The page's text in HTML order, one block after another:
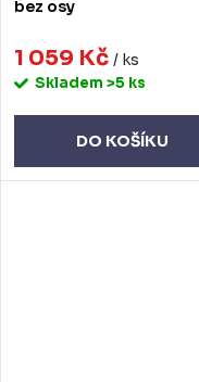
bez osy
1 059 Kč / ks
Skladem >5 ks
DO KOŠÍKU